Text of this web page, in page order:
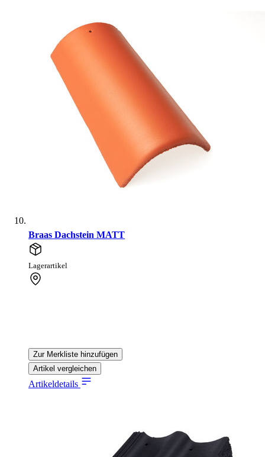
Braas Dachstein MATT
Lagerartikel
Zur Merkliste hinzufügen
Artikel vergleichen
Artikeldetails